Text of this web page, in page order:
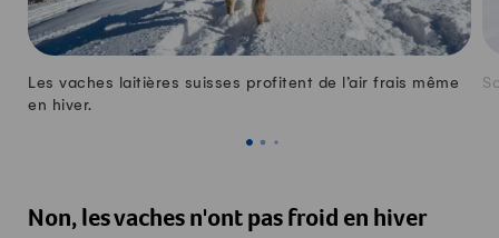
Les vaches laitières suisses profitent de l’air frais même
en hiver.
Non, les vaches n'ont pas froid en hiver